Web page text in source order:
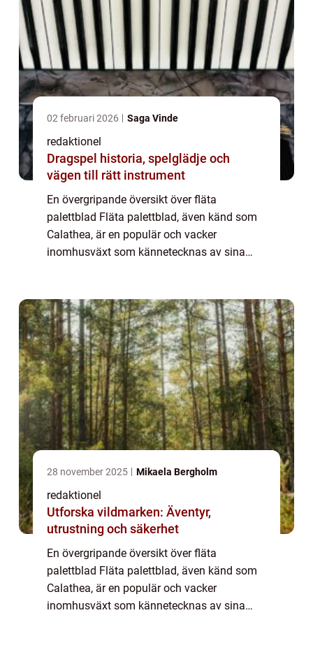
02 februari 2026 Saga Vinde
redaktionel
Dragspel historia, spelglädje och
vägen till rätt instrument
En övergripande översikt över fläta
palettblad Fläta palettblad, även känd som
Calathea, är en populär och vacker
inomhusväxt som kännetecknas av sina
avväpnar med sin v...
28 november 2025 Mikaela Bergholm
redaktionel
Utforska vildmarken: Äventyr,
utrustning och säkerhet
En övergripande översikt över fläta
palettblad Fläta palettblad, även känd som
Calathea, är en populär och vacker
inomhusväxt som kännetecknas av sina